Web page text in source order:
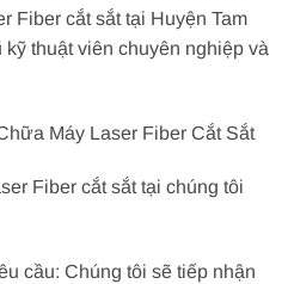
Fiber cắt sắt tại Huyện Tam
thuật viên chuyên nghiệp và
Máy Laser Fiber Cắt Sắt
Fiber cắt sắt tại chúng tôi
cầu: Chúng tôi sẽ tiếp nhận